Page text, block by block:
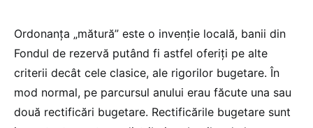
Ordonanța „mătură” este o invenție locală, banii din
Fondul de rezervă putând fi astfel oferiți pe alte
criterii decât cele clasice, ale rigorilor bugetare. În
mod normal, pe parcursul anului erau făcute una sau
două rectificări bugetare. Rectificările bugetare sunt